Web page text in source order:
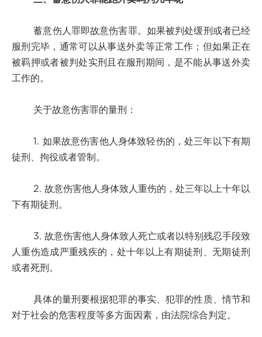
蓄意伤人罪即故意伤害罪。如果被判处缓刑或者已经
服刑完毕，通常可以从事送外卖等正常工作；但如果正在
被羁押或者被判处实刑且在服刑期间，是不能从事送外卖
工作的。
关于故意伤害罪的量刑：
1. 如果故意伤害他人身体致轻伤的，处三年以下有期
徒刑、拘役或者管制。
2. 故意伤害他人身体致人重伤的，处三年以上十年以
下有期徒刑。
3. 故意伤害他人身体致人死亡或者以特别残忍手段致
人重伤造成严重残疾的，处十年以上有期徒刑、无期徒刑
或者死刑。
具体的量刑要根据犯罪的事实、犯罪的性质、情节和
对于社会的危害程度等多方面因素，由法院综合判定。